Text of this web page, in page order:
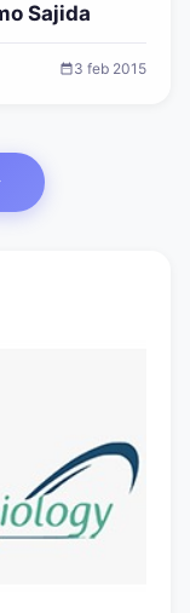
Sajida
3 feb 2015